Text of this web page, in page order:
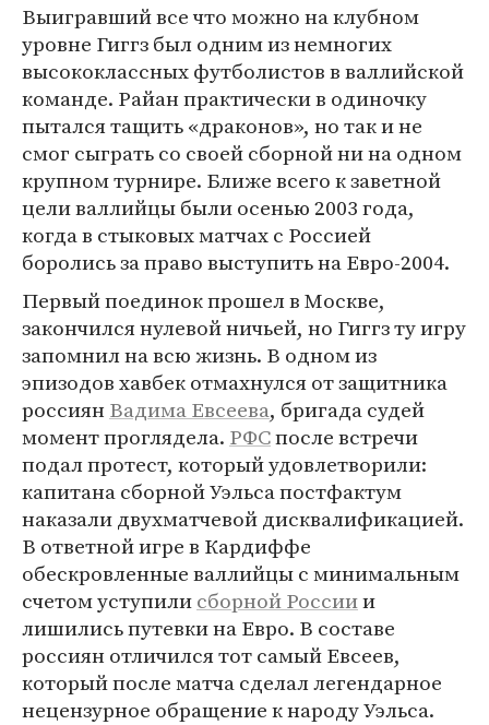
Выигравший все что можно на клубном
уровне Гиггз был одним из немногих
высококлассных футболистов в валлийской
команде. Райан практически в одиночку
пытался тащить «драконов», но так и не
смог сыграть со своей сборной ни на одном
крупном турнире. Ближе всего к заветной
цели валлийцы были осенью 2003 года,
когда в стыковых матчах с Россией
боролись за право выступить на Евро-2004.
Первый поединок прошел в Москве,
закончился нулевой ничьей, но Гиггз ту игру
запомнил на всю жизнь. В одном из
эпизодов хавбек отмахнулся от защитника
россиянВадима Евсеева, бригада судей
момент проглядела. РФСпосле встречи
подал протест, который удовлетворили:
капитана сборной Уэльса постфактум
наказали двухматчевой дисквалификацией.
В ответной игре в Кардиффе
обескровленные валлийцы с минимальным
счетом уступилисборной Россиии
лишились путевки на Евро. В составе
россиян отличился тот самый Евсеев,
который после матча сделал легендарное
нецензурное обращение к народу Уэльса.